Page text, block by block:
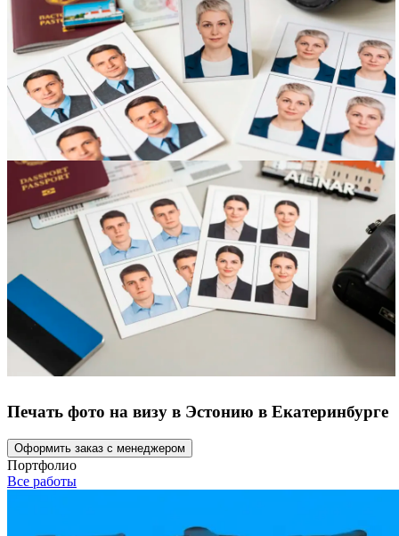
Печать фото на визу в Эстонию в Екатеринбурге
Оформить заказ с менеджером
Портфолио
Все работы